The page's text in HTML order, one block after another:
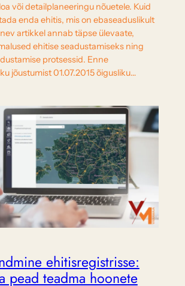
või detailplaneeringu nõuetele. Kuid
enda ehitis, mis on ebaseaduslikult
artikkel annab täpse ülevaate,
ehitise seadustamiseks ning
protsessid. Enne
jõustumist 01.07.2015 õigusliku…
ehitisregistrisse:
pead teadma hoonete